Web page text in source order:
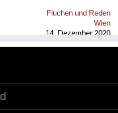
Fluchen und Reden
Wien
14. Dezember 2020